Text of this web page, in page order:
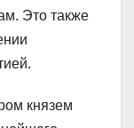
Это также
князем